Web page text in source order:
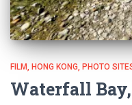
FILM HONG KONG PHOTO
Waterfall